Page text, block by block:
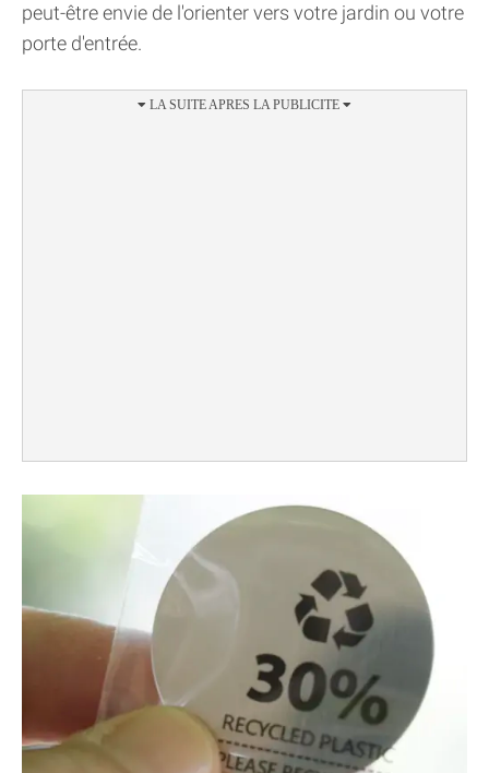
peut-être envie de l'orienter vers votre jardin ou votre
porte d'entrée.